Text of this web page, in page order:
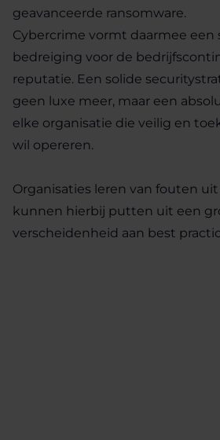
geavanceerde ransomware.
Cybercrime vormt daarmee een
bedreiging voor de
reputatie. Een solide
geen luxe meer, maar een
elke organisatie die veilig en
wil opereren.
Organisaties leren van fouten
kunnen hierbij putten uit een
verscheidenheid aan best